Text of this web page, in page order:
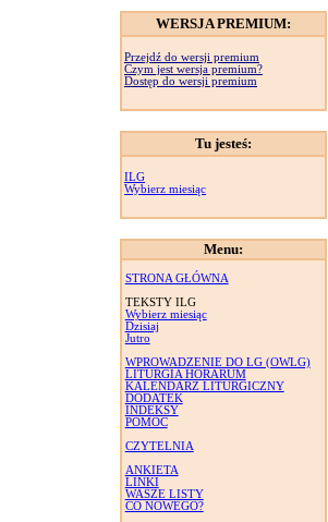
WERSJA PREMIUM:
Przejdź do wersji premium
Czym jest wersja premium?
Dostęp do wersji premium
Tu jesteś:
ILG
Wybierz miesiąc
Menu:
STRONA GŁÓWNA
TEKSTY ILG
Wybierz miesiąc
Dzisiaj
Jutro
WPROWADZENIE DO LG (OWLG)
LITURGIA HORARUM
KALENDARZ LITURGICZNY
DODATEK
INDEKSY
POMOC
CZYTELNIA
ANKIETA
LINKI
WASZE LISTY
CO NOWEGO?